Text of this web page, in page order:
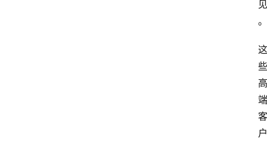
见
。
这
些
高
端
客
户